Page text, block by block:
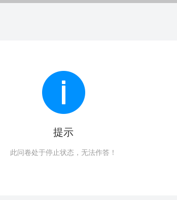
提示
此问卷处于停止状态，无法作答！